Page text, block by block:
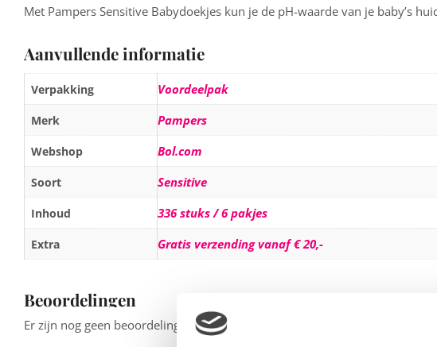
Met Pampers Sensitive Babydoekjes kun je de pH-waarde van je baby’s
Aanvullende informatie
Verpakking Voordeelpak
Merk Pampers
Webshop Bol.com
Soort Sensitive
Inhoud 336 stuks / 6 pakjes
Extra Gratis verzending vanaf € 20,-
Beoordelingen
Er zijn nog geen beoordelingen.